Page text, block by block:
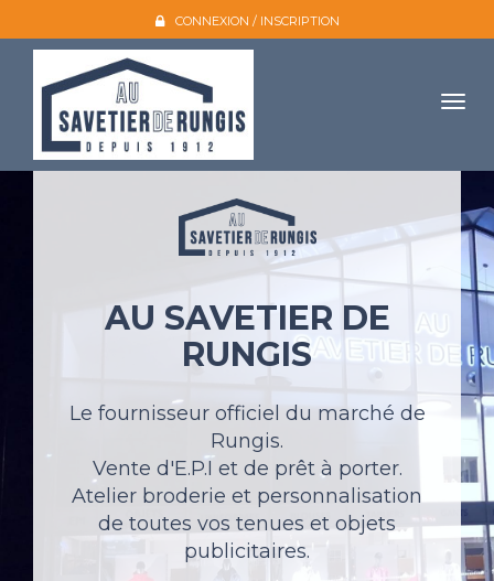
CONNEXION / INSCRIPTION
L'entreprise
Nos produits
Galerie photo
Atelier broderie
Catalogues
Mon compte
Devis et contact
AU SAVETIER DE
RUNGIS
Le fournisseur officiel du marché de
Rungis.
Vente d'E.P.I et de prêt à porter.
Atelier broderie et personnalisation
de toutes vos tenues et objets
publicitaires.